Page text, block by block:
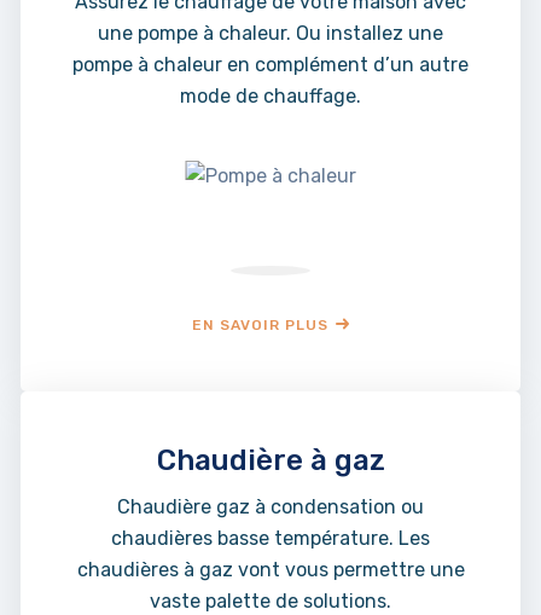
une pompe à chaleur. Ou installez une
pompe à chaleur en complément d’un autre
mode de chauffage.
EN SAVOIR PLUS
Chaudière à gaz
Chaudière gaz à condensation ou
chaudières basse température. Les
chaudières à gaz vont vous permettre une
vaste palette de solutions.